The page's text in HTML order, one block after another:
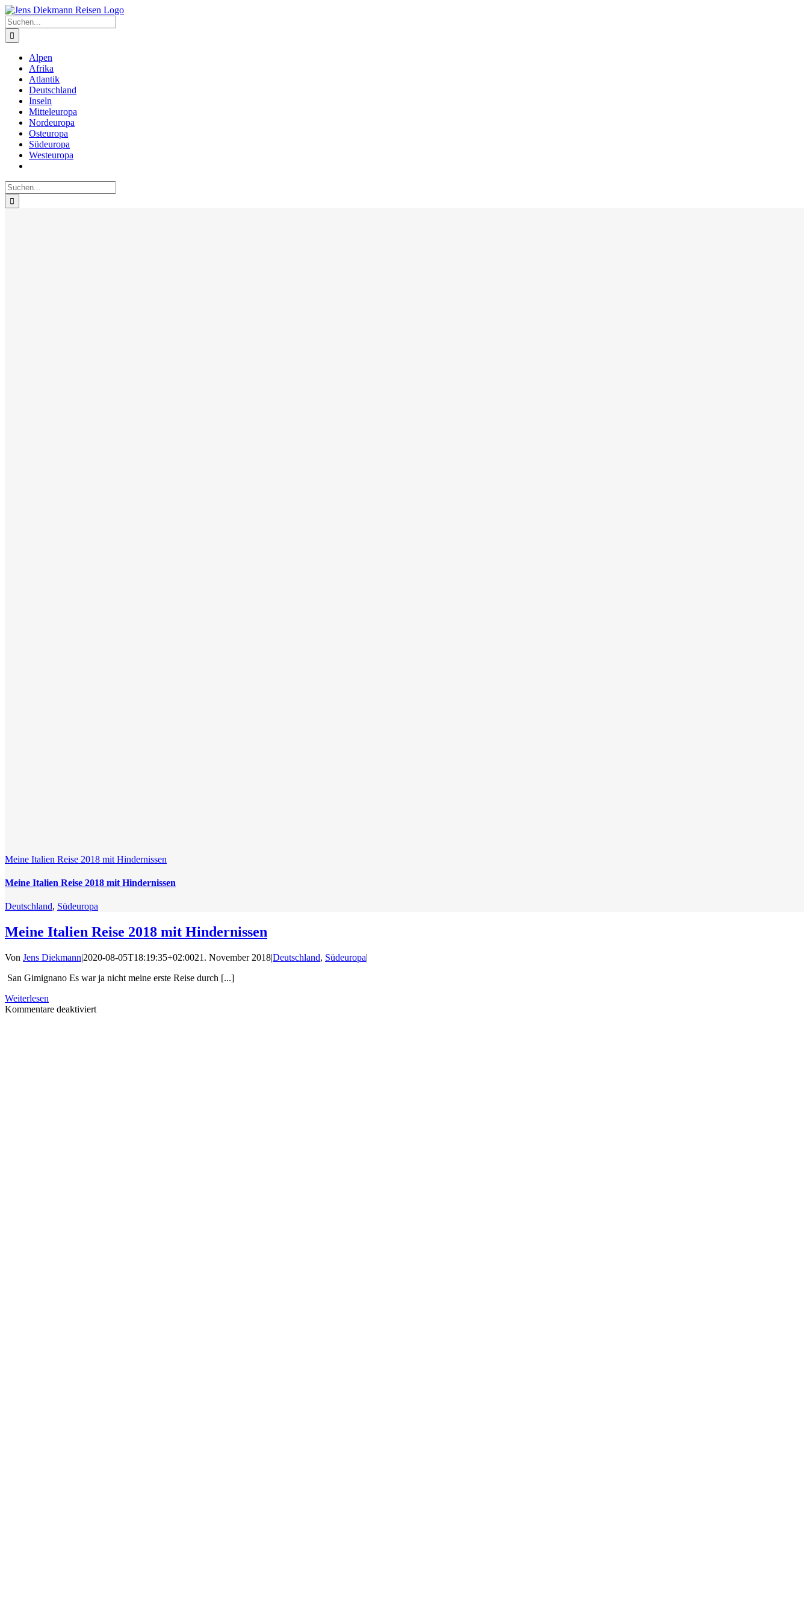
Zum
Inhalt
springen
Suche
nach:
Alpen
Afrika
Atlantik
Deutschland
Inseln
Mitteleuropa
Nordeuropa
Osteuropa
Südeuropa
Westeuropa
Suche
nach:
Meine Italien Reise 2018 mit Hindernissen
Meine Italien Reise 2018 mit Hindernissen
Deutschland, Südeuropa
Meine Italien Reise 2018 mit Hindernissen
Von Jens Diekmann|2020-08-05T18:19:35+02:0021. November 2018|Deutschland, Südeuropa|
San Gimignano Es war ja nicht meine erste Reise durch [...]
Weiterlesen
Kommentare deaktiviertfür